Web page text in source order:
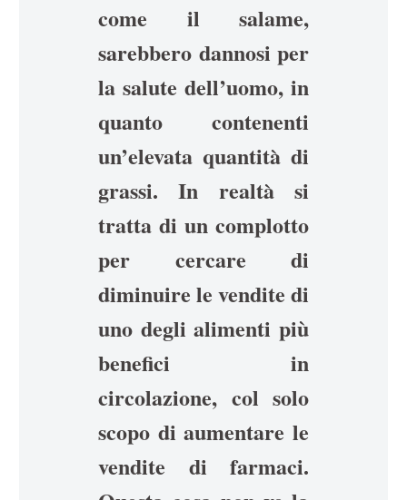
come il salame,
sarebbero dannosi per
la salute dell’uomo, in
quanto contenenti
un’elevata quantità di
grassi. In realtà si
tratta di un complotto
per cercare di
diminuire le vendite di
uno degli alimenti più
benefici in
circolazione, col solo
scopo di aumentare le
vendite di farmaci.